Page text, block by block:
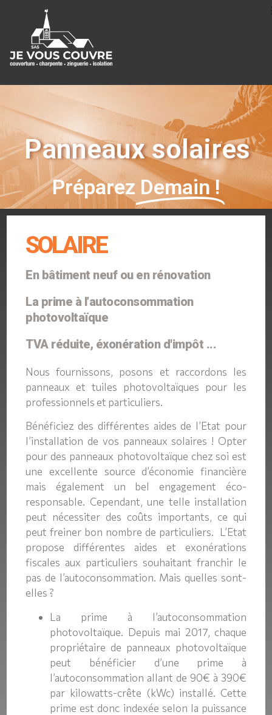
Panneaux solaires
Préparez Demain !
SOLAIRE
En bâtiment neuf ou en rénovation
La prime à l’autoconsommation
photovoltaïque
TVA réduite, éxonération d'impôt ...
Nous fournissons, posons et raccordons les
panneaux et tuiles photovoltaïques pour les
professionnels et particuliers.
Bénéficiez des différentes aides de l’Etat pour
l’installation de vos panneaux solaires ! Opter
pour des panneaux photovoltaïque chez soi est
une excellente source d’économie financière
mais également un bel engagement éco-
responsable. Cependant, une telle installation
peut nécessiter des coûts importants, ce qui
peut freiner bon nombre de particuliers. L’Etat
propose différentes aides et exonérations
fiscales aux particuliers souhaitant franchir le
pas de l’autoconsommation. Mais quelles sont-
elles ?
La prime à l’autoconsommation
photovoltaïque. Depuis mai 2017, chaque
propriétaire de panneaux photovoltaïque
peut bénéficier d’une prime à
l’autoconsommation allant de 90€ à 390€
par kilowatts-crête (kWc) installé. Cette
prime est donc indexée selon la puissance